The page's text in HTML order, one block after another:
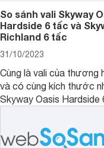
So sánh vali Skyway
Hardside 6 tấc và
Richland 6 tấc
31/10/2023
Cùng là vali của thương
và có cùng kích thước
Skyway Oasis Hardside
triệu đồng.